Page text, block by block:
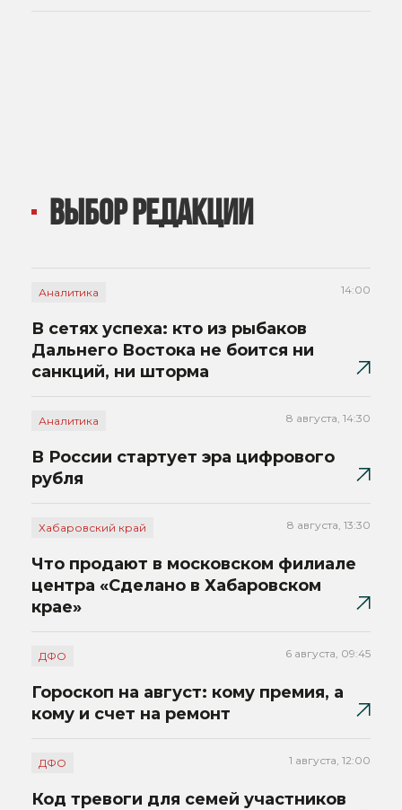
ВЫБОР РЕДАКЦИИ
Аналитика 14:00
В сетях успеха: кто из рыбаков
Дальнего Востока не боится ни
санкций, ни шторма
Аналитика 8 августа, 14:30
В России стартует эра цифрового
рубля
Хабаровский край 8 августа, 13:30
Что продают в московском филиале
центра «Сделано в Хабаровском
крае»
ДФО 6 августа, 09:45
Гороскоп на август: кому премия, а
кому и счет на ремонт
ДФО 1 августа, 12:00
Код тревоги для семей участников